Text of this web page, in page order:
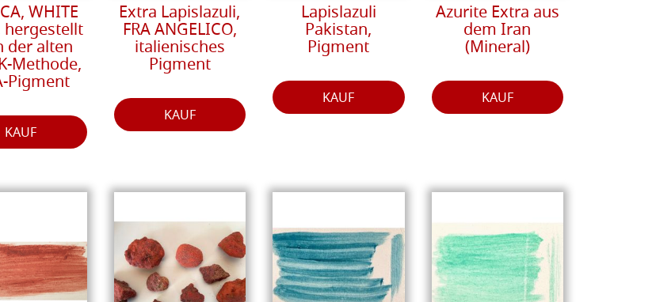
WHITE
hergestellt
der alten
Methode,
Pigment
KAUF
Extra Lapislazuli,
FRA ANGELICO,
italienisches
Pigment
KAUF
Lapislazuli
Pakistan,
Pigment
KAUF
Azurite Extra aus
dem Iran
(Mineral)
KAUF